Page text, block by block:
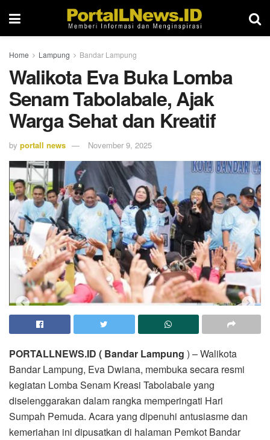
Home Lampung Bandar Lampung
Walikota Eva Buka Lomba
Senam Tabolabale, Ajak
Warga Sehat dan Kreatif
by portall news November 9, 2025
PORTALLNEWS.ID ( Bandar Lampung ) – Walikota
Bandar Lampung, Eva Dwiana, membuka secara resmi
kegiatan Lomba Senam Kreasi Tabolabale yang
diselenggarakan dalam rangka memperingati Hari
Sumpah Pemuda. Acara yang dipenuhi antusiasme dan
kemeriahan ini dipusatkan di halaman Pemkot Bandar